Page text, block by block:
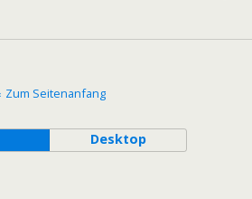
Zum Seitenanfang
Desktop